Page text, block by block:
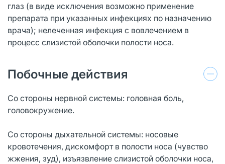
глаз (в виде исключения возможно применение
препарата при указанных инфекциях по назначению
врача); нелеченная инфекция с вовлечением в
процесс слизистой оболочки полости носа.
Побочные действия
Со стороны нервной системы: головная боль,
головокружение.
Со стороны дыхательной системы: носовые
кровотечения, дискомфорт в полости носа (чувство
жжения, зуд), изъязвление слизистой оболочки носа,